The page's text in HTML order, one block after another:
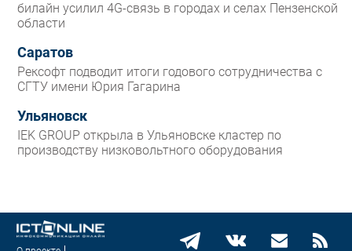
билайн усилил 4G-связь в городах и селах Пензенской
области
Саратов
Рексофт подводит итоги годового сотрудничества с
СГТУ имени Юрия Гагарина
Ульяновск
IEK GROUP открыла в Ульяновске кластер по
производству низковольтного оборудования